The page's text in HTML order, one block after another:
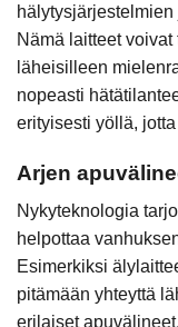
Nämä laitteet
läheisilleen
nopeasti
erityisesti yöllä,
Arjen
Nykyteknologia
helpottaa
Esimerkiksi
pitämään yhteyttä
erilaiset